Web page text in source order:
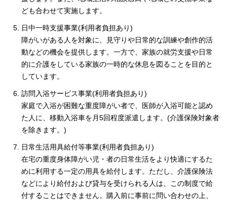
ども合わせて実施します。
日中一時支援事業(利用者負担あり)
障がいがある人を対象に、見守りや日常的な訓練や創作的活
動などの機会を提供します。一方で、家族の就労支援や日常
的に介護をしている家族の一時的な休息を図ることを目的と
しています。
訪問入浴サービス事業(利用者負担あり)
家庭で入浴が困難な重度障がい者で、医師が入浴可能と認め
た人に、移動入浴車を月5回程度派遣します。(介護保険対象者
を除きます。)
日常生活用具給付等事業(利用者負担あり)
在宅の重度身体障がい児・者の日常生活をより快適にするた
めに利用する一定の用具を給付します。ただし、介護保険法
などにより給付および貸与を受けられる人は、この制度で給
付することはできません。購入前に事前に問い合わせの上、